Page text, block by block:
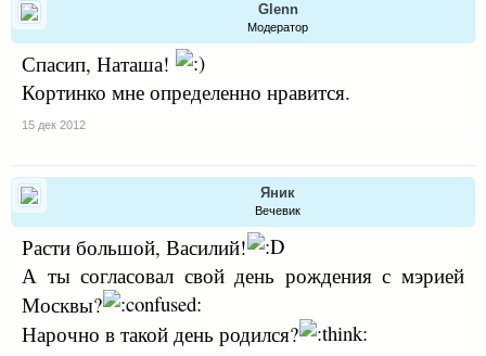
Glenn
Модератор
Спасип, Наташа!
Кортинко мне определенно нравится.
15 дек 2012
Яник
Вечевик
Расти большой, Василий!
А ты согласовал свой день рождения с мэрией
Москвы?
Нарочно в такой день родился?